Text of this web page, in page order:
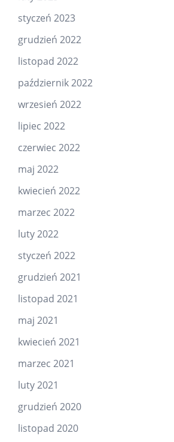
styczeń 2023
grudzień 2022
listopad 2022
październik 2022
wrzesień 2022
lipiec 2022
czerwiec 2022
maj 2022
kwiecień 2022
marzec 2022
luty 2022
styczeń 2022
grudzień 2021
listopad 2021
maj 2021
kwiecień 2021
marzec 2021
luty 2021
grudzień 2020
listopad 2020